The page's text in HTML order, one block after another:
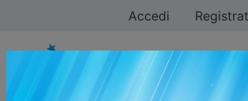
Accedi